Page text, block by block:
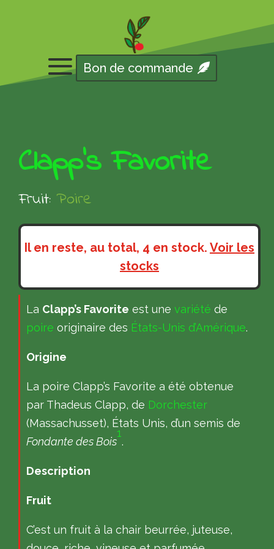
Bon de commande
Clapp’s Favorite
Fruit: Poire
Il en reste, au total, 4 en stock. Voir les
stocks
La Clapp’s Favorite est unevariété de
poire originaire des États-Unis d’Amérique.
Origine
La poire Clapp’s Favorite a été obtenue
par Thadeus Clapp, de Dorchester
(Massachusset), États Unis, d’un semis de
Fondante des Bois
1
.
Description
Fruit
C’est un fruit à la chair beurrée, juteuse,